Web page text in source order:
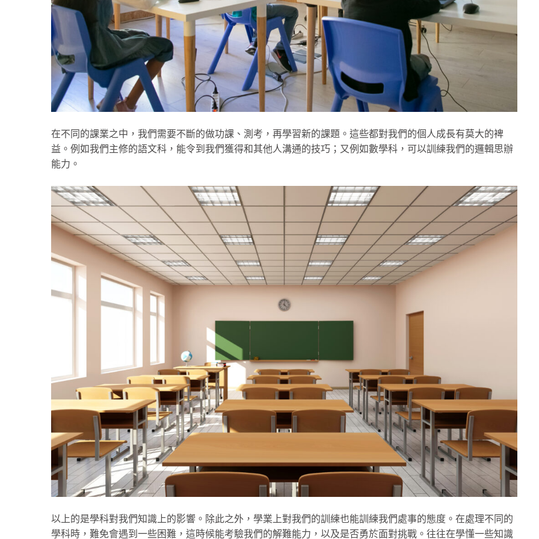
在不同的課業之中，我們需要不斷的做功課、測考，再學習新的課題。這些都對我們的個人成長有莫大的裨
益。例如我們主修的語文科，能令到我們獲得和其他人溝通的技巧；又例如數學科，可以訓練我們的邏輯思辦
能力。
以上的是學科對我們知識上的影響。除此之外，學業上對我們的訓練也能訓練我們處事的態度。在處理不同的
學科時，難免會遇到一些困難，這時候能考驗我們的解難能力，以及是否勇於面對挑戰。往往在學懂一些知識